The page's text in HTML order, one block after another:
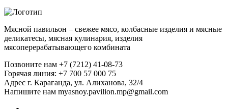
Мясной павильон – свежее мясо, колбасные изделия и мясные
деликатесы, мясная кулинария, изделия
мясоперерабатывающего комбината
Позвоните нам +7 (7212) 41-08-73
Горячая линия: +7 700 57 000 75
Адрес г. Караганда, ул. Алиханова, 32/4
Напишите нам myasnoy.pavilion.mp@gmail.com